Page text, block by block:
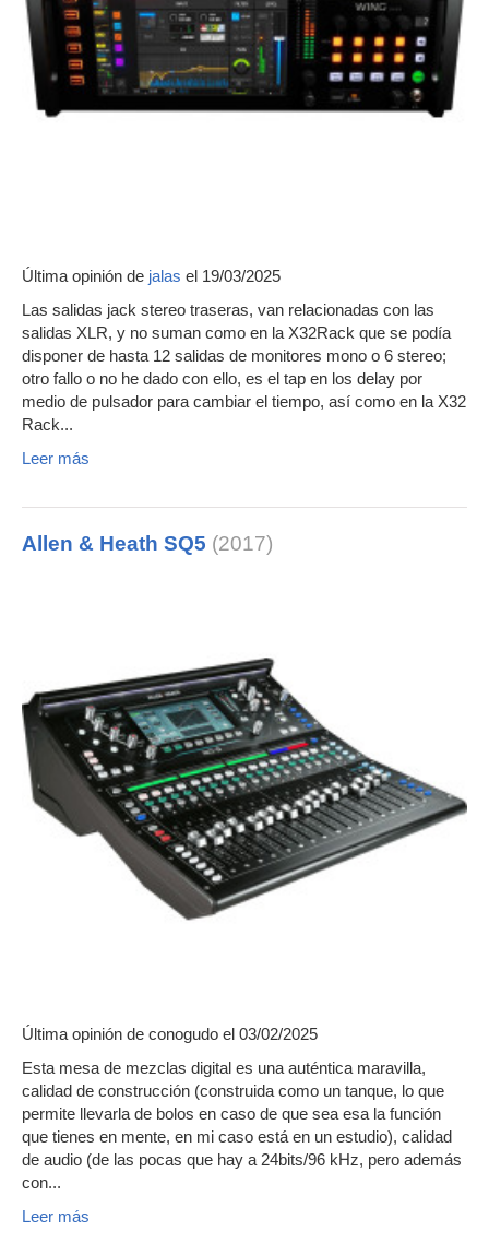
Última opinión de jalas el 19/03/2025
Las salidas jack stereo traseras, van relacionadas con las
salidas XLR, y no suman como en la X32Rack que se podía
disponer de hasta 12 salidas de monitores mono o 6 stereo;
otro fallo o no he dado con ello, es el tap en los delay por
medio de pulsador para cambiar el tiempo, así como en la X32
Rack...
Leer más
Allen & Heath SQ5 (2017)
Última opinión de conogudo el 03/02/2025
Esta mesa de mezclas digital es una auténtica maravilla,
calidad de construcción (construida como un tanque, lo que
permite llevarla de bolos en caso de que sea esa la función
que tienes en mente, en mi caso está en un estudio), calidad
de audio (de las pocas que hay a 24bits/96 kHz, pero además
con...
Leer más